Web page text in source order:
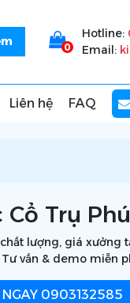
0
Hotline:
Email:
Liên hệ FAQ
Trụ
lượng, giá xưởng
vấn & demo miễn
0903132585